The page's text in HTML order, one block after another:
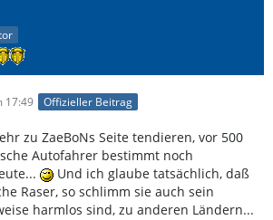
17:49 Offizieller Beitrag
zu ZaeBoNs Seite tendieren, vor 500
Autofahrer bestimmt noch
Und ich glaube tatsächlich, daß
Raser, so schlimm sie auch sein
harmlos sind, zu anderen Ländern...